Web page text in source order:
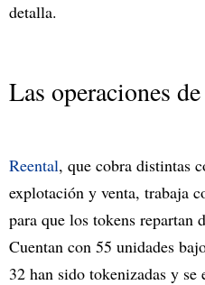
detalla.
Las operaciones
Reental, que cobra distintas
explotación y venta, trabaja
para que los tokens repartan
Cuentan con 55 unidades
32 han sido tokenizadas y